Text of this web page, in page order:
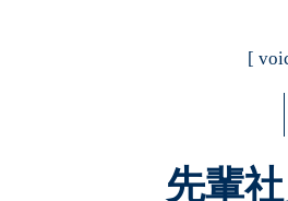
[
先輩